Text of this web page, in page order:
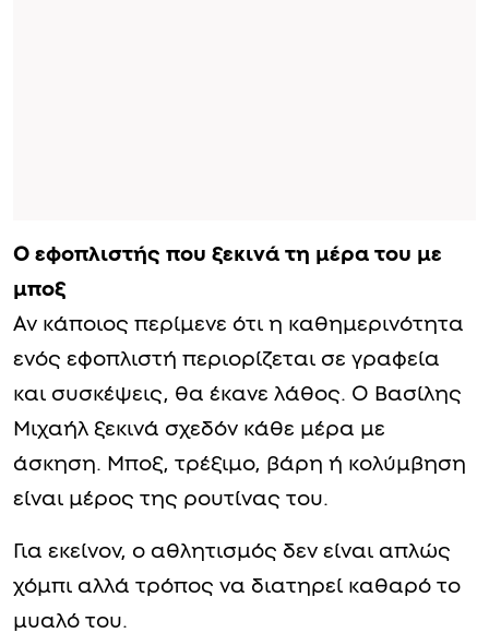
Ο εφοπλιστής που ξεκινά τη μέρα του με
μποξ
Αν κάποιος περίμενε ότι η καθημερινότητα
ενός εφοπλιστή περιορίζεται σε γραφεία
και συσκέψεις, θα έκανε λάθος. Ο Βασίλης
Μιχαήλ ξεκινά σχεδόν κάθε μέρα με
άσκηση. Μποξ, τρέξιμο, βάρη ή κολύμβηση
είναι μέρος της ρουτίνας του.
Για εκείνον, ο αθλητισμός δεν είναι απλώς
χόμπι αλλά τρόπος να διατηρεί καθαρό το
μυαλό του.